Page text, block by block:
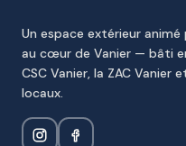
Un espace extérieur
au cœur de Vanier — bâti
CSC Vanier, la ZAC Vanier
locaux.